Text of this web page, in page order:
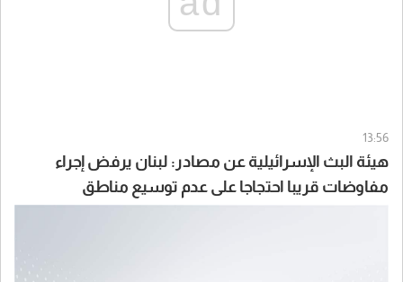
13:56
هيئة البث الإسرائيلية عن مصادر: لبنان يرفض إجراء
مفاوضات قريبا احتجاجا على عدم توسيع مناطق